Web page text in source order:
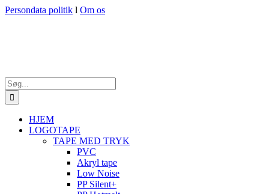
Skip
Persondata politik l Om os
Søg
efter:
HJEM
LOGOTAPE
TAPE MED TRYK
PVC
Akryl tape
Low Noise
PP Silent+